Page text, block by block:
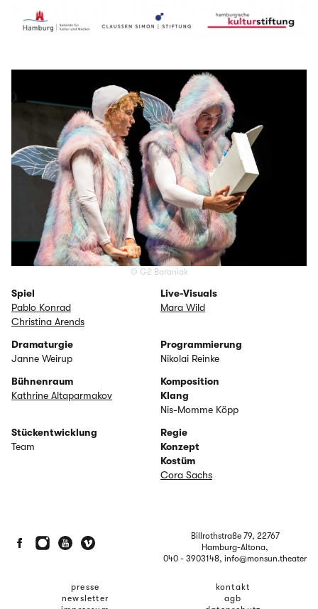
© G2 Baraniak
Spiel
Pablo Konrad
Christina Arends
Live-Visuals
Mara Wild
Dramaturgie
Janne Weirup
Programmierung
Nikolai Reinke
Bühnenraum
Kathrine Altaparmakov
Komposition
Klang
Nis-Momme Köpp
Stückentwicklung
Team
Regie
Konzept
Kostüm
Cora Sachs
Billrothstraße 79, 22767
Hamburg-Altona,
040 - 3903148, info@monsun.theater
presse
kontakt
newsletter
agb